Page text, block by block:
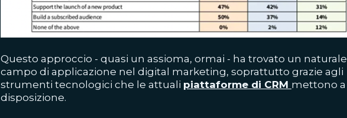
Questo approccio - quasi un assioma, ormai - ha trovato un naturale
campo di applicazione nel digital marketing, soprattutto grazie agli
strumenti tecnologici che le attuali piattaforme di CRM mettono a
disposizione.